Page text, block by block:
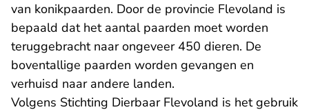
van konikpaarden. Door de provincie Flevoland is
bepaald dat het aantal paarden moet worden
teruggebracht naar ongeveer 450 dieren. De
boventallige paarden worden gevangen en
verhuisd naar andere landen.
Volgens Stichting Dierbaar Flevoland is het gebruik